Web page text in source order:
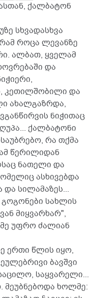
ქალბატონ
სხვადასხვა
როცა ლევანზე
ალბათ, ყველამ
და
კეთილშობილი და
ახალგაზრდა,
ნიჭითაც
ქალბატონი
რა თქმა
წერილიდან
ნათელი და
ასხივებდა
და სილამაზეს...
სახლის
მიყვარხარ",
უფრო ძალიან
ერთი წლის იყო,
ბავშვი
საყვარელი...
მეუბნებოდა ხოლმე: